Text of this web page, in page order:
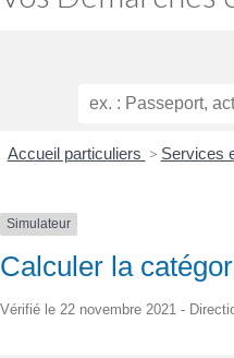
Accueil particuliers > Services
Simulateur
Calculer la
Vérifié le 22 novembre 2021 -